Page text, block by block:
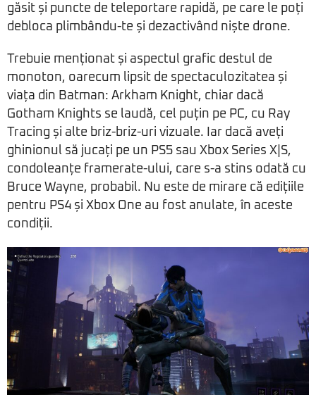
găsit și puncte de teleportare rapidă, pe care le poți
debloca plimbându-te și dezactivând niște drone.
Trebuie menționat și aspectul grafic destul de
monoton, oarecum lipsit de spectaculozitatea și
viața din Batman: Arkham Knight, chiar dacă
Gotham Knights se laudă, cel puțin pe PC, cu Ray
Tracing și alte briz-briz-uri vizuale. Iar dacă aveți
ghinionul să jucați pe un PS5 sau Xbox Series X|S,
condoleanțe framerate-ului, care s-a stins odată cu
Bruce Wayne, probabil. Nu este de mirare că edițiile
pentru PS4 și Xbox One au fost anulate, în aceste
condiții.